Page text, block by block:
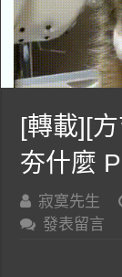
[轉載][
夯什麼
寂寞先生
發表留言